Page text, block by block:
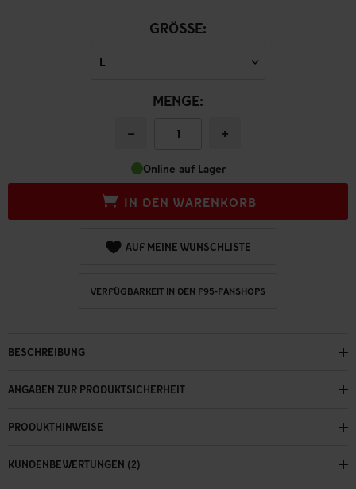
GRÖSSE:
MENGE:
− +
Online auf Lager
IN DEN WARENKORB
AUF MEINE WUNSCHLISTE
VERFÜGBARKEIT IN DEN F95-FANSHOPS
BESCHREIBUNG
ANGABEN ZUR PRODUKTSICHERHEIT
PRODUKTHINWEISE
KUNDENBEWERTUNGEN (2)